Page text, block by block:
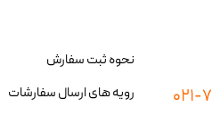
نحوه ثبت سفارش
رویه های ارسال سفارشات